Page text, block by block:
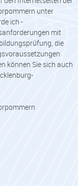
unter
ich -
mit
die
können Sie sich auch